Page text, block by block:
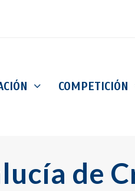
COMPETICIÓN
de